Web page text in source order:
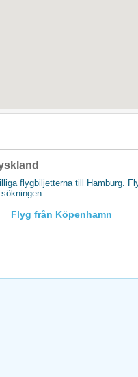
flygbiljetterna till Hamburg.
Flyg från Köpenhamn